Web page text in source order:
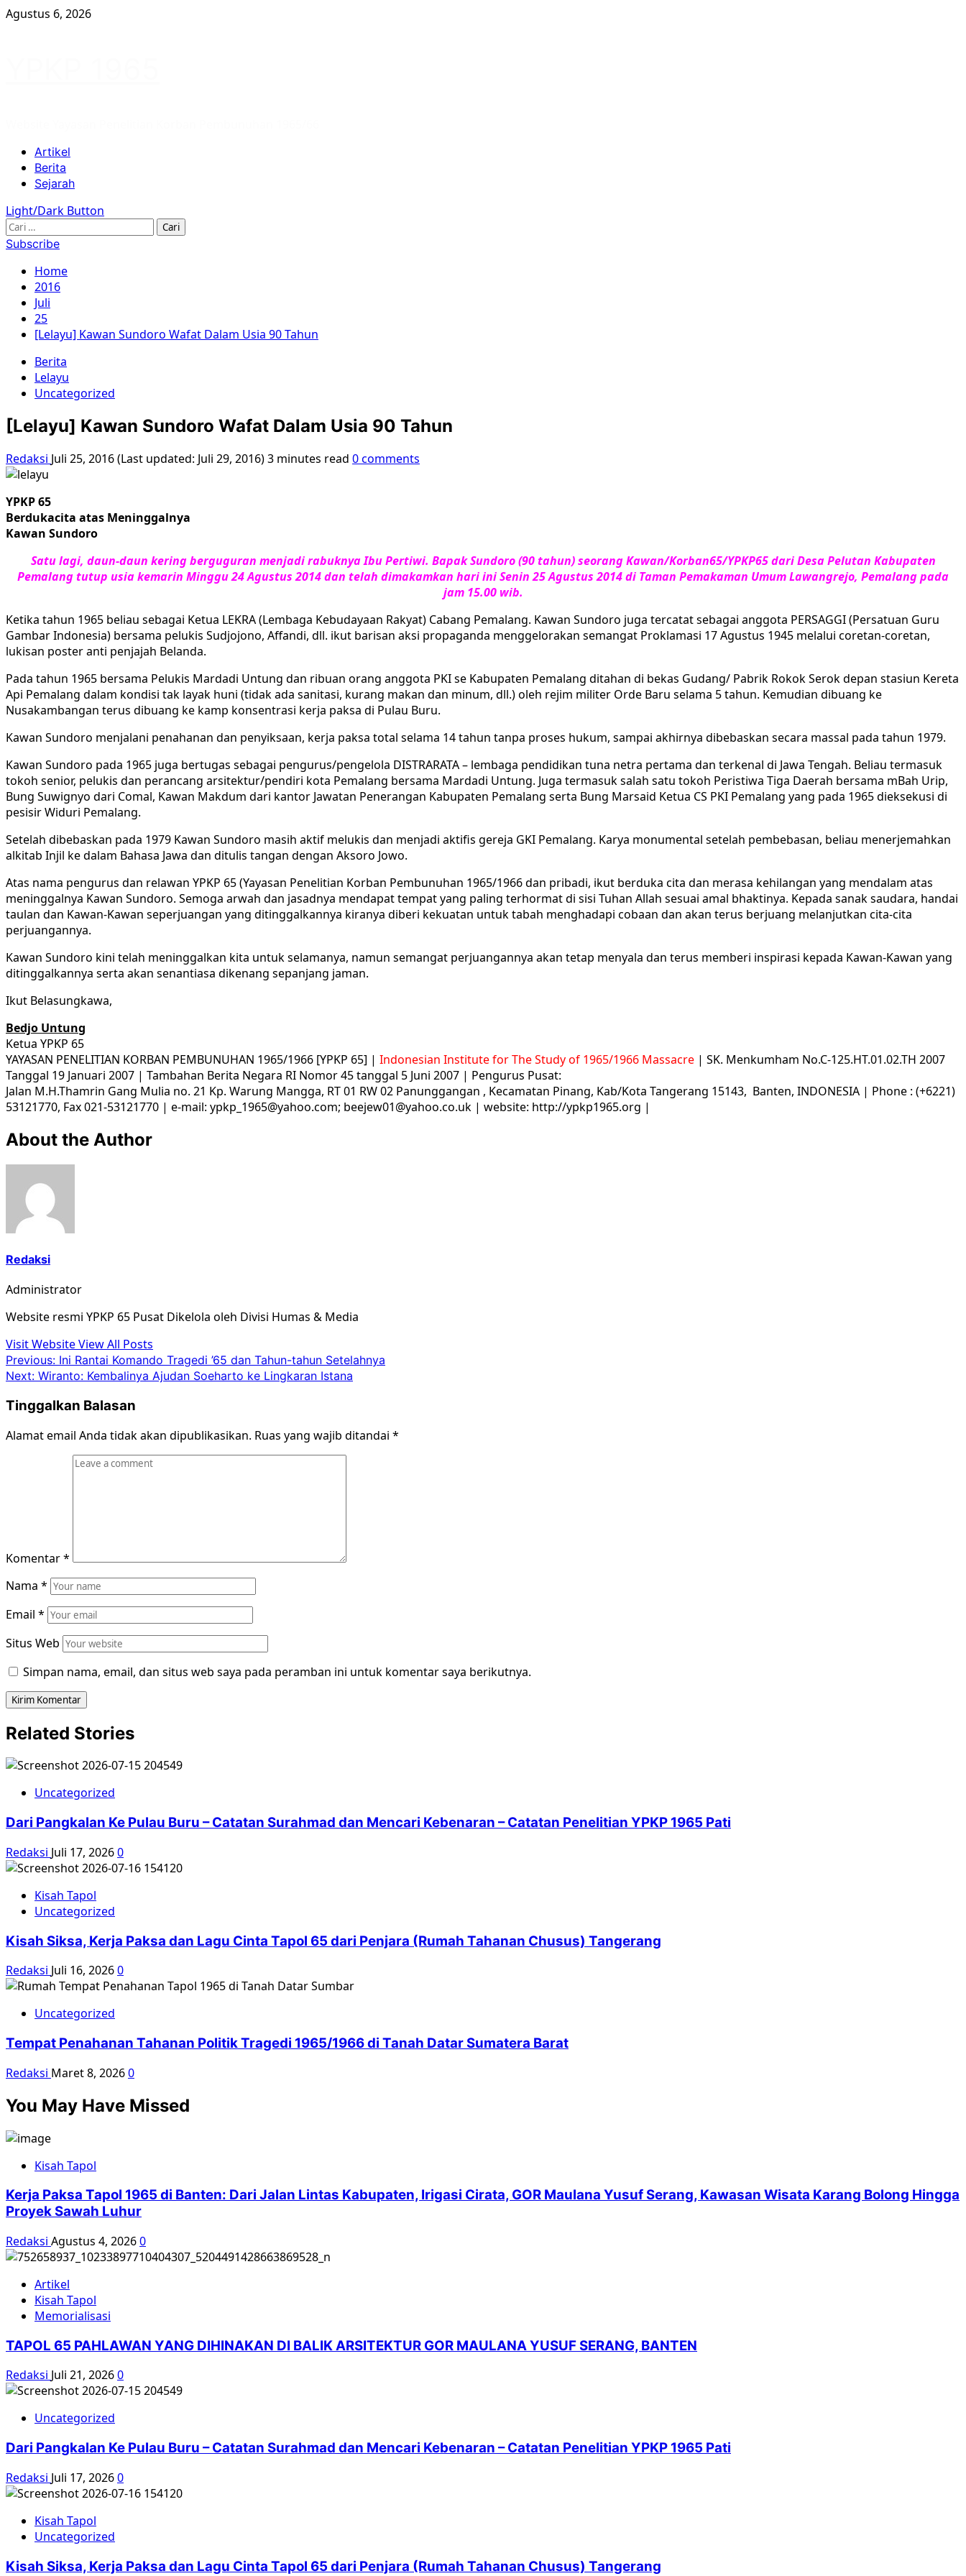
Skip
Agustus 6, 2026
Primary
Menu
Artikel
Berita
Sejarah
Light/Dark Button
Cari
untuk:
Subscribe
Home
2016
Juli
25
[Lelayu] Kawan Sundoro Wafat Dalam Usia 90 Tahun
Berita
Lelayu
Uncategorized
[Lelayu] Kawan Sundoro Wafat Dalam Usia 90 Tahun
Redaksi Juli 25, 2016 (Last updated: Juli 29, 2016)3 minutes read 0 comments
YPKP 65
Berdukacita atas Meninggalnya
Kawan Sundoro
Satu lagi, daun-daun kering berguguran menjadi rabuknya Ibu Pertiwi. Bapak Sundoro (90 tahun) seorang Kawan/Korban65/YPKP65 dari Desa Pelutan Kabupaten
Pemalang tutup usia kemarin Minggu 24 Agustus 2014 dan telah dimakamkan hari ini Senin 25 Agustus 2014 di Taman Pemakaman Umum Lawangrejo, Pemalang pada
jam 15.00 wib.
Ketika tahun 1965 beliau sebagai Ketua LEKRA (Lembaga Kebudayaan Rakyat) Cabang Pemalang. Kawan Sundoro juga tercatat sebagai anggota PERSAGGI (Persatuan Guru
Gambar Indonesia) bersama pelukis Sudjojono, Affandi, dll. ikut barisan aksi propaganda menggelorakan semangat Proklamasi 17 Agustus 1945 melalui coretan-coretan,
lukisan poster anti penjajah Belanda.
Pada tahun 1965 bersama Pelukis Mardadi Untung dan ribuan orang anggota PKI se Kabupaten Pemalang ditahan di bekas Gudang/ Pabrik Rokok Serok depan stasiun Kereta
Api Pemalang dalam kondisi tak layak huni (tidak ada sanitasi, kurang makan dan minum, dll.) oleh rejim militer Orde Baru selama 5 tahun. Kemudian dibuang ke
Nusakambangan terus dibuang ke kamp konsentrasi kerja paksa di Pulau Buru.
Kawan Sundoro menjalani penahanan dan penyiksaan, kerja paksa total selama 14 tahun tanpa proses hukum, sampai akhirnya dibebaskan secara massal pada tahun 1979.
Kawan Sundoro pada 1965 juga bertugas sebagai pengurus/pengelola DISTRARATA – lembaga pendidikan tuna netra pertama dan terkenal di Jawa Tengah. Beliau termasuk
tokoh senior, pelukis dan perancang arsitektur/pendiri kota Pemalang bersama Mardadi Untung. Juga termasuk salah satu tokoh Peristiwa Tiga Daerah bersama mBah Urip,
Bung Suwignyo dari Comal, Kawan Makdum dari kantor Jawatan Penerangan Kabupaten Pemalang serta Bung Marsaid Ketua CS PKI Pemalang yang pada 1965 dieksekusi di
pesisir Widuri Pemalang.
Setelah dibebaskan pada 1979 Kawan Sundoro masih aktif melukis dan menjadi aktifis gereja GKI Pemalang. Karya monumental setelah pembebasan, beliau menerjemahkan
alkitab Injil ke dalam Bahasa Jawa dan ditulis tangan dengan Aksoro Jowo.
Atas nama pengurus dan relawan YPKP 65 (Yayasan Penelitian Korban Pembunuhan 1965/1966 dan pribadi, ikut berduka cita dan merasa kehilangan yang mendalam atas
meninggalnya Kawan Sundoro. Semoga arwah dan jasadnya mendapat tempat yang paling terhormat di sisi Tuhan Allah sesuai amal bhaktinya. Kepada sanak saudara, handai
taulan dan Kawan-Kawan seperjuangan yang ditinggalkannya kiranya diberi kekuatan untuk tabah menghadapi cobaan dan akan terus berjuang melanjutkan cita-cita
perjuangannya.
Kawan Sundoro kini telah meninggalkan kita untuk selamanya, namun semangat perjuangannya akan tetap menyala dan terus memberi inspirasi kepada Kawan-Kawan yang
ditinggalkannya serta akan senantiasa dikenang sepanjang jaman.
Ikut Belasungkawa,
Bedjo Untung
Ketua YPKP 65
YAYASAN PENELITIAN KORBAN PEMBUNUHAN 1965/1966 [YPKP 65] | Indonesian Institute for The Study of 1965/1966 Massacre | SK. Menkumham No.C-125.HT.01.02.TH 2007
Tanggal 19 Januari 2007 | Tambahan Berita Negara RI Nomor 45 tanggal 5 Juni 2007 | Pengurus Pusat:
Jalan M.H.Thamrin Gang Mulia no. 21 Kp. Warung Mangga, RT 01 RW 02 Panunggangan , Kecamatan Pinang, Kab/Kota Tangerang 15143, Banten, INDONESIA | Phone : (+6221)
53121770, Fax 021-53121770 | e-mail: ypkp_1965@yahoo.com; beejew01@yahoo.co.uk | website: http://ypkp1965.org |
About the Author
Redaksi
Administrator
Website resmi YPKP 65 Pusat Dikelola oleh Divisi Humas & Media
Visit WebsiteView All Posts
Post
navigation
Previous: Ini Rantai Komando Tragedi ’65 dan Tahun-tahun Setelahnya
Next: Wiranto: Kembalinya Ajudan Soeharto ke Lingkaran Istana
Tinggalkan Balasan
Alamat email Anda tidak akan dipublikasikan. Ruas yang wajib ditandai *
Komentar*
Nama *
Email *
Situs Web
Simpan nama, email, dan situs web saya pada peramban ini untuk komentar saya berikutnya.
Related Stories
Uncategorized
Dari Pangkalan Ke Pulau Buru – Catatan Surahmad dan Mencari Kebenaran – Catatan Penelitian YPKP 1965 Pati
Redaksi Juli 17, 20260
Kisah Tapol
Uncategorized
Kisah Siksa, Kerja Paksa dan Lagu Cinta Tapol 65 dari Penjara (Rumah Tahanan Chusus) Tangerang
Redaksi Juli 16, 20260
Uncategorized
Tempat Penahanan Tahanan Politik Tragedi 1965/1966 di Tanah Datar Sumatera Barat
Redaksi Maret 8, 20260
You May Have Missed
Kisah Tapol
Kerja Paksa Tapol 1965 di Banten: Dari Jalan Lintas Kabupaten, Irigasi Cirata, GOR Maulana Yusuf Serang, Kawasan Wisata Karang Bolong Hingga
Proyek Sawah Luhur
Redaksi Agustus 4, 20260
Artikel
Kisah Tapol
Memorialisasi
TAPOL 65 PAHLAWAN YANG DIHINAKAN DI BALIK ARSITEKTUR GOR MAULANA YUSUF SERANG, BANTEN
Redaksi Juli 21, 20260
Uncategorized
Dari Pangkalan Ke Pulau Buru – Catatan Surahmad dan Mencari Kebenaran – Catatan Penelitian YPKP 1965 Pati
Redaksi Juli 17, 20260
Kisah Tapol
Uncategorized
Kisah Siksa, Kerja Paksa dan Lagu Cinta Tapol 65 dari Penjara (Rumah Tahanan Chusus) Tangerang